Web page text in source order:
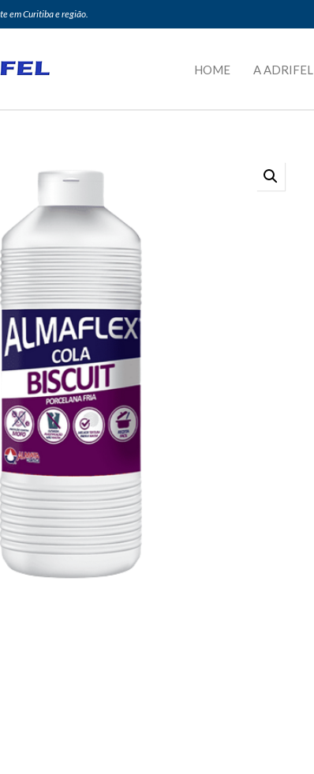
em Curitiba e região.
HOME A ADRIFEL